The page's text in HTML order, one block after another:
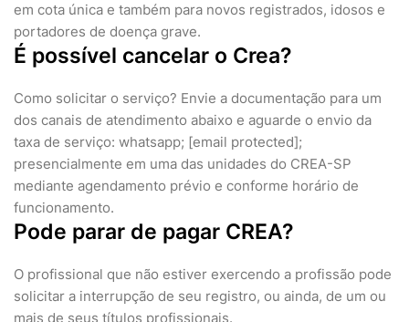
em cota única e também para novos registrados, idosos e
portadores de doença grave.
É possível cancelar o Crea?
Como solicitar o serviço? Envie a documentação para um
dos canais de atendimento abaixo e aguarde o envio da
taxa de serviço: whatsapp; [email protected];
presencialmente em uma das unidades do CREA-SP
mediante agendamento prévio e conforme horário de
funcionamento.
Pode parar de pagar CREA?
O profissional que não estiver exercendo a profissão pode
solicitar a interrupção de seu registro, ou ainda, de um ou
mais de seus títulos profissionais.